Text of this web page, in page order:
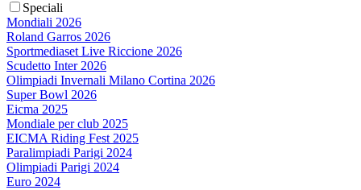
Speciali
Mondiali 2026
Roland Garros 2026
Sportmediaset Live Riccione 2026
Scudetto Inter 2026
Olimpiadi Invernali Milano Cortina 2026
Super Bowl 2026
Eicma 2025
Mondiale per club 2025
EICMA Riding Fest 2025
Paralimpiadi Parigi 2024
Olimpiadi Parigi 2024
Euro 2024